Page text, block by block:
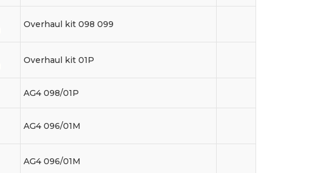
Overhaul kit 098 099
Overhaul kit 01P
AG4 098/01P
AG4 096/01M
AG4 096/01M